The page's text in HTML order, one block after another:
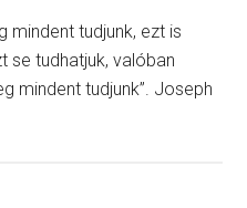
mindent tudjunk, ezt is
se tudhatjuk, valóban
mindent tudjunk”. Joseph